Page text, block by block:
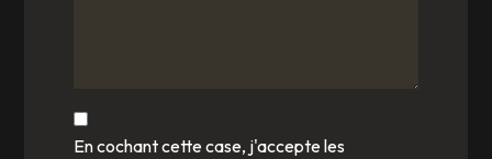
En cochant cette case, j'accepte les